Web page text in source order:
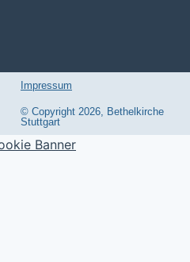
Impressum
© Copyright 2026, Bethelkirche
Stuttgart
Banner